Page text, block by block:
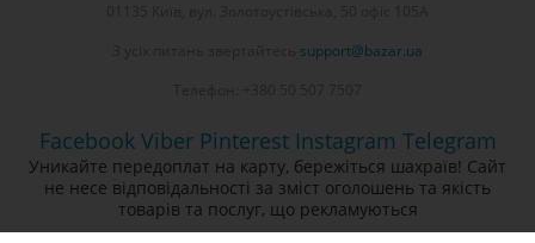
support@bazar.ua
Facebook Viber Pinterest Instagram Telegram
Уникайте передоплат на карту, бережіться шахраїв! Сайт
не несе відповідальності за зміст оголошень та якість
товарів та послуг, що рекламуються